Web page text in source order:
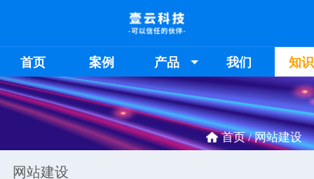
首页 案例 产品 我们 知
首页 /网站建设
网站建设